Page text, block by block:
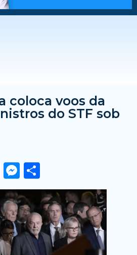
coloca voos da
do STF sob
Telegram
Messenger